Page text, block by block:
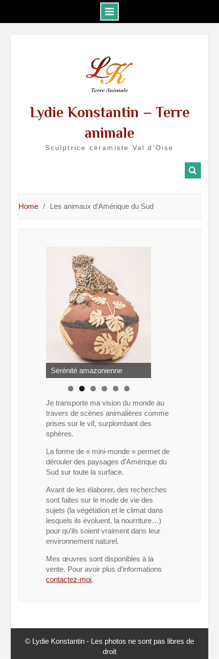
Lydie Konstantin – Terre
animale
Sculptrice céramiste Val d'Oise
Home Les animaux d’Amérique du Sud
Beauté toxique
Sérénité amazonienne
Je transporte ma vision du monde au
travers de scènes animalières comme
prises sur le vif, surplombant des
sphères.
La forme de « mini-monde » permet de
dérouler des paysages d’Amérique du
Sud sur toute la surface.
Avant de les élaborer, des recherches
sont faites sur le mode de vie des
sujets (la végétation et le climat dans
lesquels ils évoluent, la nourriture…)
pour qu’ils soient vraiment dans leur
environnement naturel.
Mes œuvres sont disponibles à la
vente. Pour avoir plus d’informations
contactez-moi.
© Lydie Konstantin - Les photos ne sont pas libres de
droit